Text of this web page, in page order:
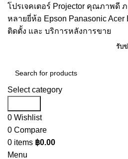
โปรเจคเตอร์ Projector คุณภาพดี
หลายยี่ห้อ Epson Panasonic
ติดตั้ง และ บริการหลังการขาย
รับ
Select category
0 Wishlist
0 Compare
0 items ฿0.00
Menu